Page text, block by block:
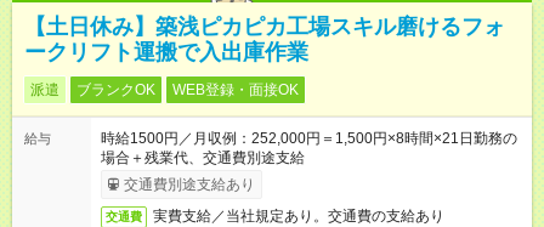
【土日休み】築浅ピカピカ工場スキル磨けるフォ
ークリフト運搬で入出庫作業
派遣 ブランクOK WEB登録・面接OK
給与
時給1500円／月収例：252,000円＝1,500円×8時間×21日勤務の
場合＋残業代、交通費別途支給
交通費別途支給あり
交通費 実費支給／当社規定あり。交通費の支給あり